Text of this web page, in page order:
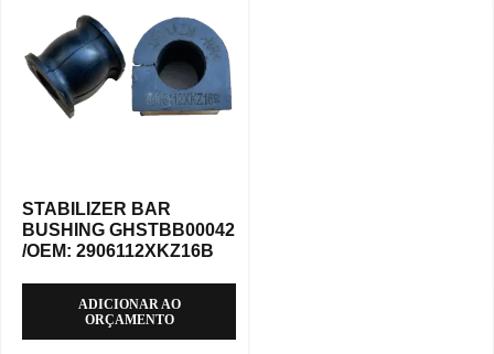
STABILIZER BAR
BUSHING GHSTBB00042
/OEM: 2906112XKZ16B
ADICIONAR AO
ORÇAMENTO